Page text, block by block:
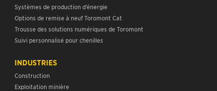
Systèmes de production d’énergie
Options de remise à neuf Toromont Cat
Trousse des solutions numériques de Toromont
Suivi personnalisé pour chenilles
INDUSTRIES
Construction
Exploitation minière